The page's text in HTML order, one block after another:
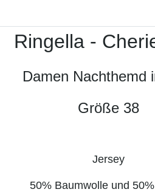
Ringella -
Damen Nachthemd
Größe 38
Jersey
50% Baumwolle und